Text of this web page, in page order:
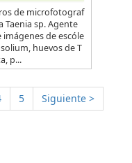
de microfotograf
Taenia sp. Agente
de escóle
huevos de T
p...
5
Siguiente >